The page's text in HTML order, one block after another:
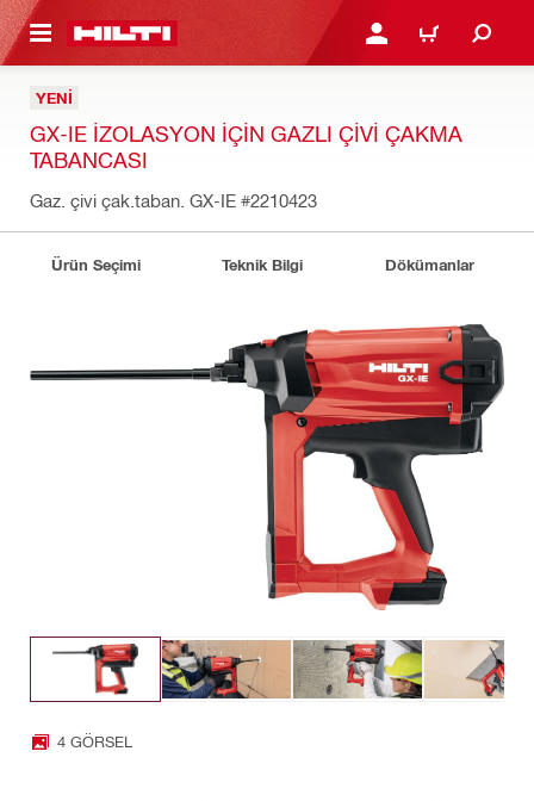
GEÇ GIRIŞ YAP YA DA KAYIT
SEPET
YENI
GX-IE İZOLASYON IÇIN GAZLI ÇIVI ÇAKMA
TABANCASI
Gaz. çivi çak.taban. GX-IE #2210423
Ürün Seçimi Teknik Bilgi Dökümanlar
4 GÖRSEL